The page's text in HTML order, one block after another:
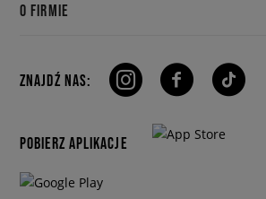
O FIRMIE
ZNAJDŹ NAS:
POBIERZ APLIKACJE